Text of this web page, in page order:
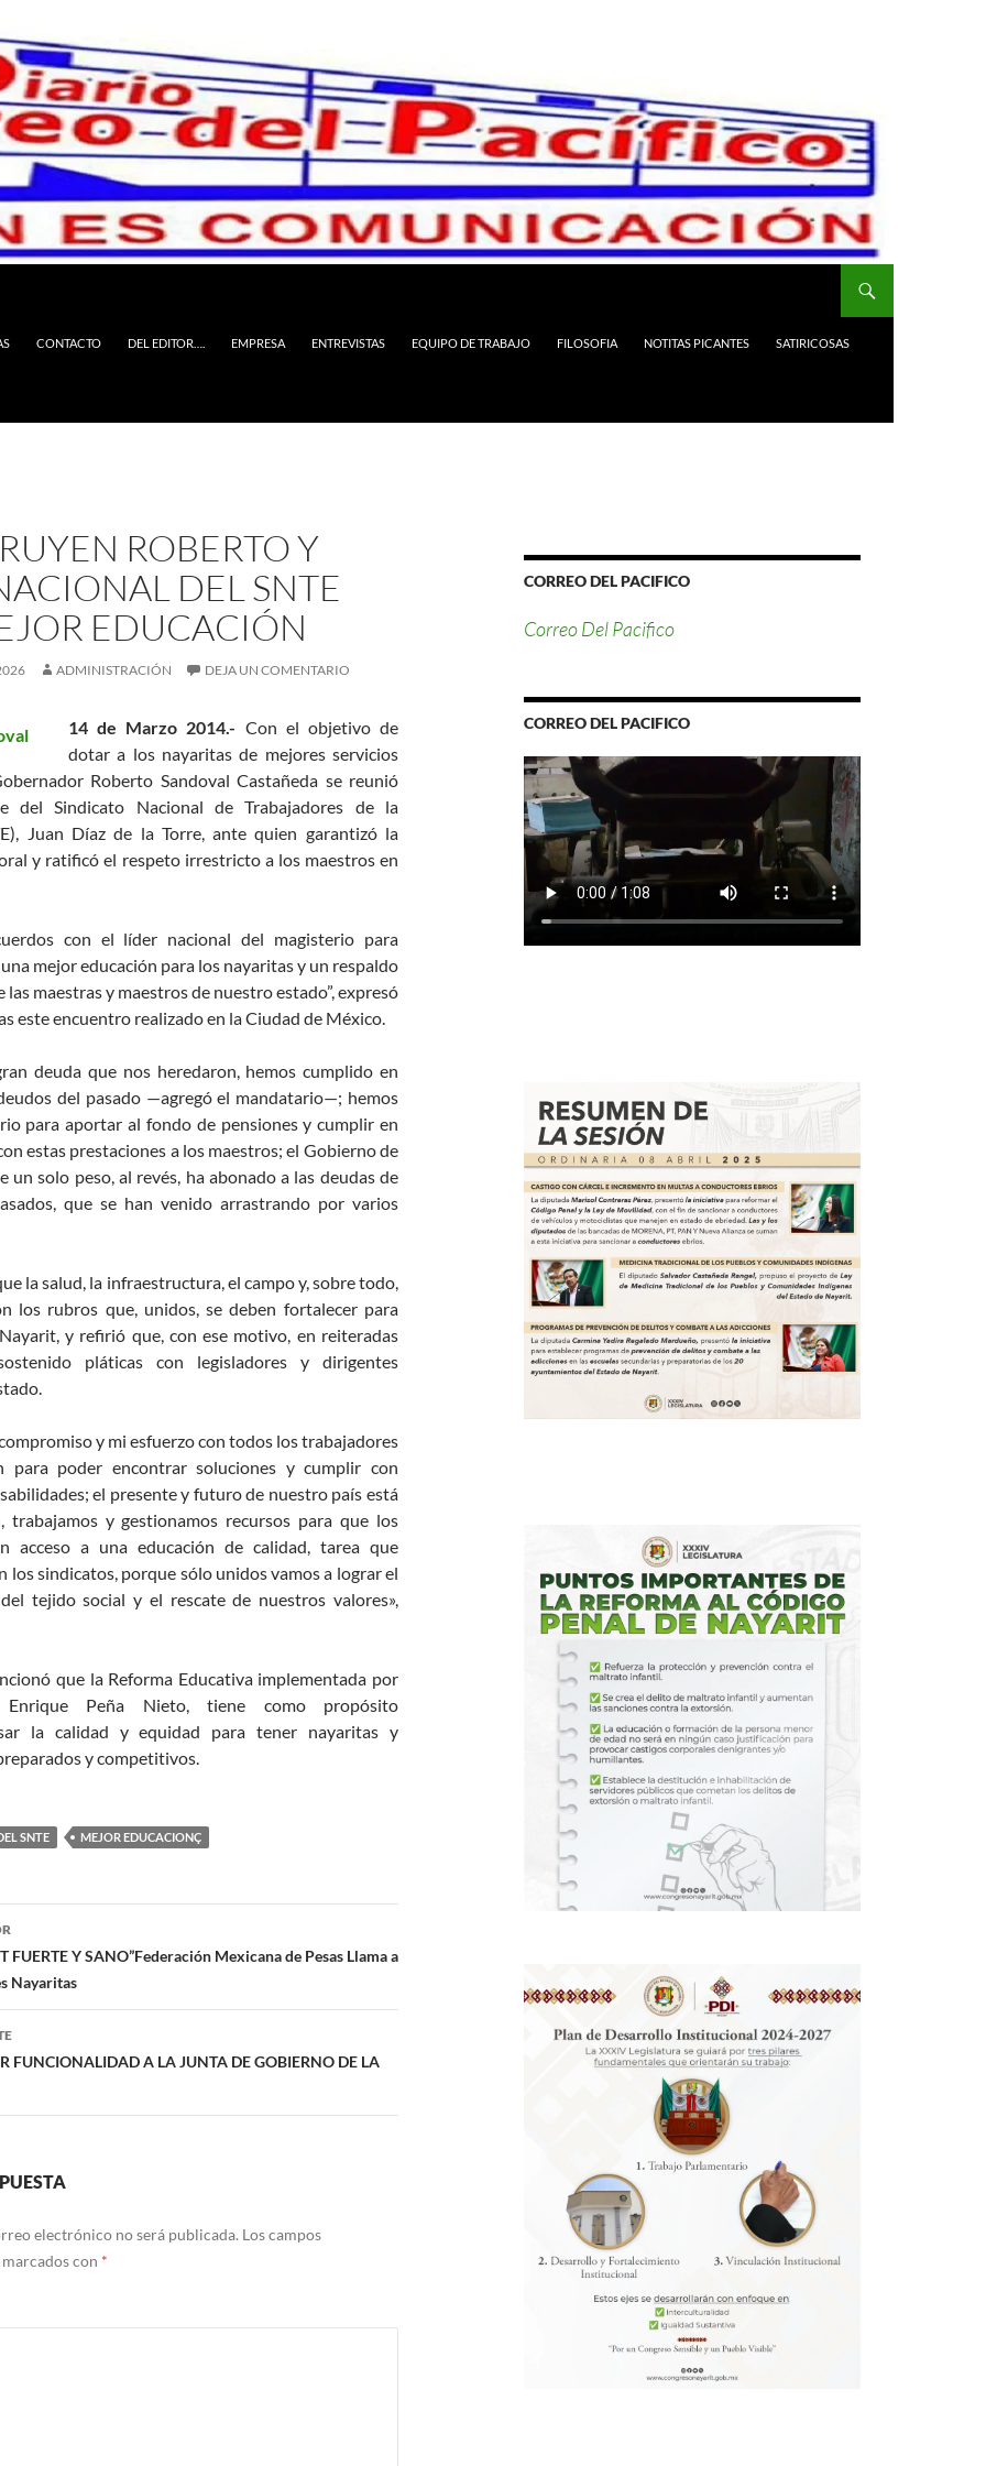
CONTACTO DEL EDITOR…. EMPRESA ENTREVISTAS EQUIPO DE TRABAJO FILOSOFIA NOTITAS PICANTES SATIRICOSAS
ROBERTO Y
DEL SNTE
EDUCACIÓN
ADMINISTRACIÓN DEJA UN COMENTARIO
14 de Marzo 2014.- Con el objetivo de
dotar a los nayaritas de mejores servicios
Roberto Sandoval Castañeda se reunió
del Sindicato Nacional de Trabajadores de la
Juan Díaz de la Torre, ante quien garantizó la
y ratificó el respeto irrestricto a los maestros en
con el líder nacional del magisterio para
mejor educación para los nayaritas y un respaldo
las maestras y maestros de nuestro estado”, expresó
este encuentro realizado en la Ciudad de México.
deuda que nos heredaron, hemos cumplido en
del pasado —agregó el mandatario—; hemos
para aportar al fondo de pensiones y cumplir en
estas prestaciones a los maestros; el Gobierno de
un solo peso, al revés, ha abonado a las deudas de
que se han venido arrastrando por varios
la salud, la infraestructura, el campo y, sobre todo,
los rubros que, unidos, se deben fortalecer para
y refirió que, con ese motivo, en reiteradas
pláticas con legisladores y dirigentes
y mi esfuerzo con todos los trabajadores
para poder encontrar soluciones y cumplir con
el presente y futuro de nuestro país está
trabajamos y gestionamos recursos para que los
acceso a una educación de calidad, tarea que
los sindicatos, porque sólo unidos vamos a lograr el
tejido social y el rescate de nuestros valores»,
que la Reforma Educativa implementada por
Peña Nieto, tiene como propósito
la calidad y equidad para tener nayaritas y
y competitivos.
SNTE MEJOR EDUCACIONÇ
FUERTE Y SANO”Federación Mexicana de Pesas Llama a
Nayaritas
FUNCIONALIDAD A LA JUNTA DE GOBIERNO DE LA
electrónico no será publicada. Los campos
con *
CORREO DEL PACIFICO
Correo Del Pacifico
CORREO DEL PACIFICO